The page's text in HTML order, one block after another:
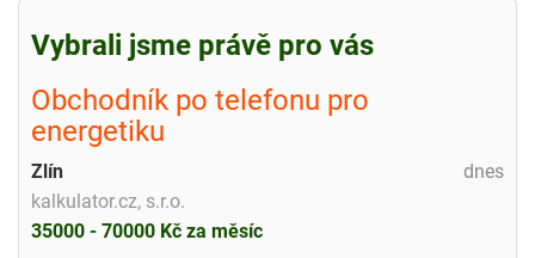
Vybrali jsme právě pro vás
Obchodník po telefonu pro
energetiku
dnes
Zlín
kalkulator.cz, s.r.o.
35000 - 70000 Kč za měsíc